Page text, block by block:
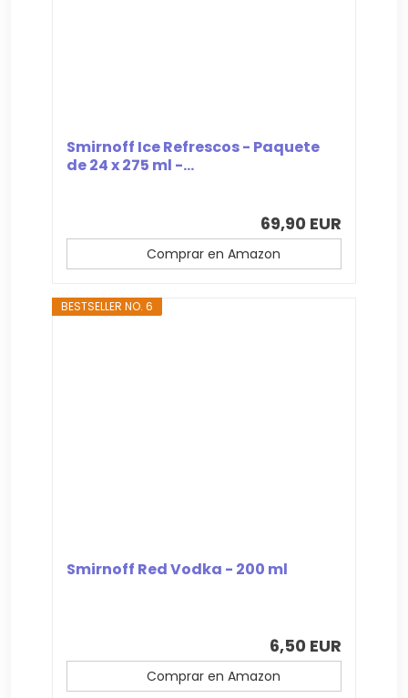
Smirnoff Ice Refrescos - Paquete
de 24 x 275 ml -...
69,90 EUR
Comprar en Amazon
BESTSELLER NO. 6
Smirnoff Red Vodka - 200 ml
6,50 EUR
Comprar en Amazon